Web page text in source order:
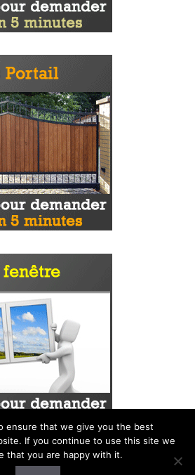
ensure that we give you the best
If you continue to use this site we
that you are happy with it.